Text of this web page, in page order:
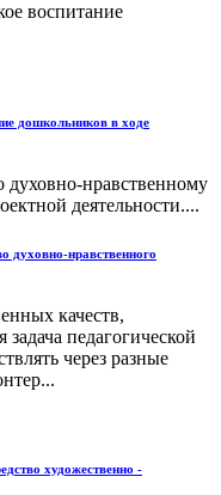
воспитание
дошкольников в ходе
духовно-нравственному
деятельности....
духовно-нравственного
качеств,
задача педагогической
через разные
художественно -